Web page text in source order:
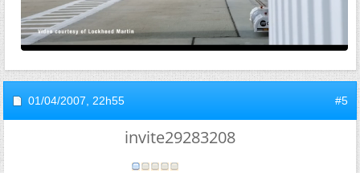
01/04/2007, 22h55 #5
invite29283208